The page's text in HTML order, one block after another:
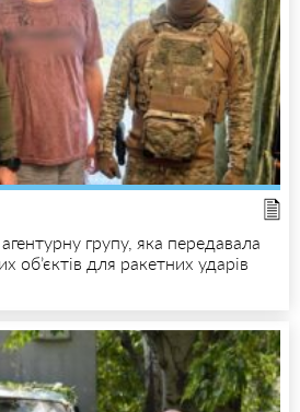
групу, яка передавала
об’єктів для ракетних ударів